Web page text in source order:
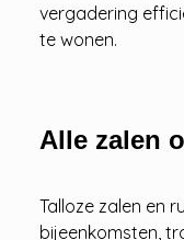
vergadering
te wonen.
Alle zalen
Talloze zalen en
bijeenkomsten,